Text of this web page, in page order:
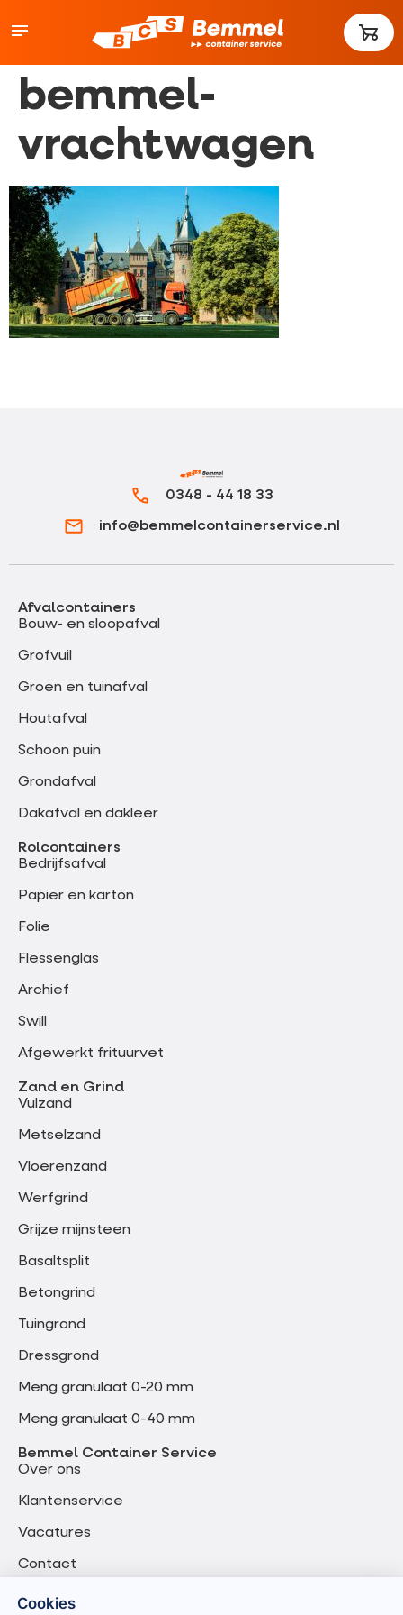
bemmel-
vrachtwagen
0348 - 44 18 33
info@bemmelcontainerservice.nl
Afvalcontainers
Bouw- en sloopafval
Grofvuil
Groen en tuinafval
Houtafval
Schoon puin
Grondafval
Dakafval en dakleer
Rolcontainers
Bedrijfsafval
Papier en karton
Folie
Flessenglas
Archief
Swill
Afgewerkt frituurvet
Zand en Grind
Vulzand
Metselzand
Vloerenzand
Werfgrind
Grijze mijnsteen
Basaltsplit
Betongrind
Tuingrond
Dressgrond
Meng granulaat 0-20 mm
Meng granulaat 0-40 mm
Bemmel Container Service
Over ons
Klantenservice
Vacatures
Contact
Cookies